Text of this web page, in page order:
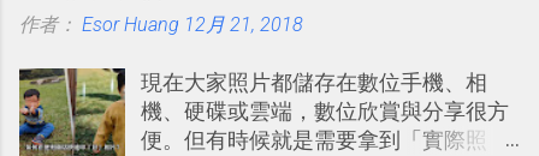
台，可以參考： JANDI 高效率團隊通訊
戶 。 2017/3 新增 ： Sortd for Slack：
改造 Slack 討論串介面變成專案任務排
程看板
書時建立的「 台灣推薦空拍地點地圖
規劃自助旅行路線！ Google 「我的地
圖」在規劃自助旅行路線時可以解決許
多問題： 國外地點名稱地址常常難懂，
作者： Esor Huang 12月 21, 2018
現在大家照片都儲存在數位手機、相
機、硬碟或雲端，數位欣賞與分享很方
便。但有時候就是需要拿到「實際照